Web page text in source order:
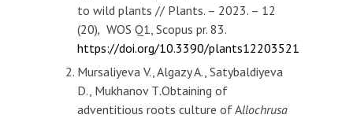
to wild plants // Plants. – 2023. – 12
(20), WOS Q1, Scopus pr. 83.
https://doi.org/10.3390/plants12203521
Mursaliyeva V., Algazy A., Satybaldiyeva
D., Mukhanov T.Obtaining of
adventitious roots culture of Allochrusa